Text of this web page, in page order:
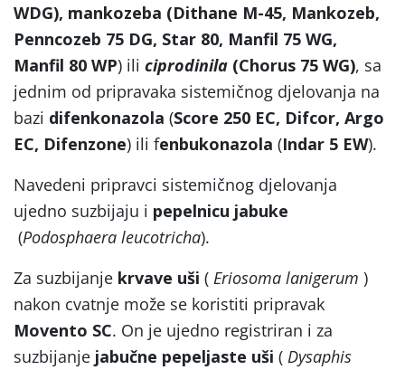
WDG), mankozeba (Dithane M-45, Mankozeb,
Penncozeb 75 DG, Star 80, Manfil 75 WG,
Manfil 80 WP) ili ciprodinila (Chorus 75 WG), sa
jednim od pripravaka sistemičnog djelovanja na
bazi difenkonazola (Score 250 EC, Difcor, Argo
EC, Difenzone) ili fenbukonazola (Indar 5 EW).
Navedeni pripravci sistemičnog djelovanja
ujedno suzbijaju i pepelnicu jabuke
(Podosphaera leucotricha).
Za suzbijanje krvave uši ( Eriosoma lanigerum )
nakon cvatnje može se koristiti pripravak
Movento SC. On je ujedno registriran i za
suzbijanje jabučne pepeljaste uši ( Dysaphis